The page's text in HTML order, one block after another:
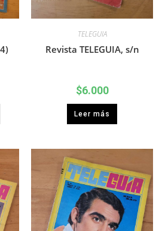
TELEGUIA
Revista TELEGUIA, s/n
$6.000
Leer más